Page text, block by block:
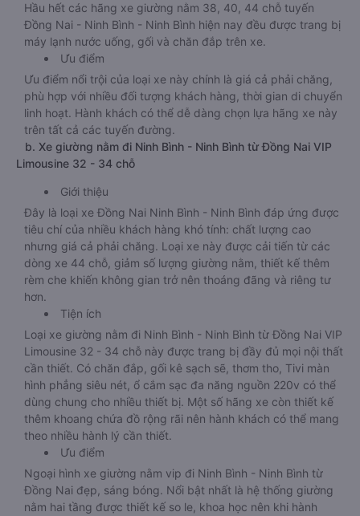
Hầu hết các hãng xe giường nằm 38, 40, 44 chỗ tuyến
Đồng Nai - Ninh Bình - Ninh Bình hiện nay đều được trang bị
máy lạnh nước uống, gối và chăn đắp trên xe.
Ưu điểm
Ưu điểm nổi trội của loại xe này chính là giá cả phải chăng,
phù hợp với nhiều đối tượng khách hàng, thời gian di chuyển
linh hoạt. Hành khách có thể dễ dàng chọn lựa hãng xe này
trên tất cả các tuyến đường.
b. Xe giường nằm đi Ninh Bình - Ninh Bình từ Đồng Nai VIP
Limousine 32 - 34 chỗ
Giới thiệu
Đây là loại xe Đồng Nai Ninh Bình - Ninh Bình đáp ứng được
tiêu chí của nhiều khách hàng khó tính: chất lượng cao
nhưng giá cả phải chăng. Loại xe này được cải tiến từ các
dòng xe 44 chỗ, giảm số lượng giường nằm, thiết kế thêm
rèm che khiến không gian trở nên thoáng đãng và riêng tư
hơn.
Tiện ích
Loại xe giường nằm đi Ninh Bình - Ninh Bình từ Đồng Nai VIP
Limousine 32 - 34 chỗ này được trang bị đầy đủ mọi nội thất
cần thiết. Có chăn đắp, gối kê sạch sẽ, thơm tho, Tivi màn
hình phẳng siêu nét, ổ cắm sạc đa năng nguồn 220v có thể
dùng chung cho nhiều thiết bị. Một số hãng xe còn thiết kế
thêm khoang chứa đồ rộng rãi nên hành khách có thể mang
theo nhiều hành lý cần thiết.
Ưu điểm
Ngoại hình xe giường nằm vip đi Ninh Bình - Ninh Bình từ
Đồng Nai đẹp, sáng bóng. Nổi bật nhất là hệ thống giường
nằm hai tầng được thiết kế so le, khoa học nên khi hành